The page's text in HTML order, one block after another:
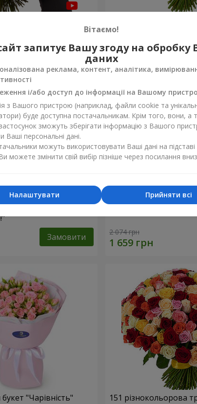
Замовити 9 168 грн
Замовити 2 074 грн
"Чарівність" 151 різнокольорова
Вітаємо!
запитує Вашу згоду на
даних
реклама, контент, аналітика,
і/або доступ до інформації на Вашому
з Вашого пристрою (наприклад, файли cookie та
буде доступна постачальникам. Крім того, вони, а
зможуть зберігати інформацію з Вашого
Ваші персональні дані.
можуть використовувати Ваші дані на
можете змінити свій вибір пізніше через посилання
Прийняти всі
Налаштувати